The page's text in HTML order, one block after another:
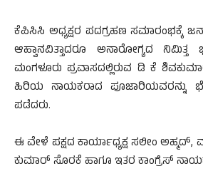
ಕೆಪಿಸಿಸಿ ಅಧ್ಯಕ್ಷರ ಪದಗ್ರಹಣ ಸಮಾರಂಭಕ್ಕೆ
ಆಹ್ವಾನವಿತ್ತಾದರೂ ಅನಾರೋಗ್ಯದ ನಿಮಿತ್ತ
ಮಂಗಳೂರು ಪ್ರವಾಸದಲ್ಲಿರುವ ಡಿ ಕೆ
ಹಿರಿಯ ನಾಯಕರಾದ ಪೂಜಾರಿಯವರನ್ನು
ಪಡೆದರು.
ಈ ವೇಳೆ ಪಕ್ಷದ ಕಾರ್ಯಾಧ್ಯಕ್ಷ ಸಲೀಂ
ಕುಮಾರ್ ಸೊರಕೆ ಹಾಗೂ ಇತರ ಕಾಂಗ್ರೆಸ್